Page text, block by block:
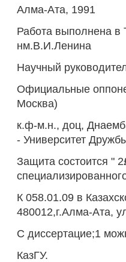
Алма-Ата, 1991
Работа выполнена в
нм.В.И.Ленина
Научный
Официальные
Москва)
к.ф-м.н., доц,
- Университет
Защита состоится "
К 058.01.09 в
480012,г.Алма-Ата,
С диссертацие;1
КазГУ.